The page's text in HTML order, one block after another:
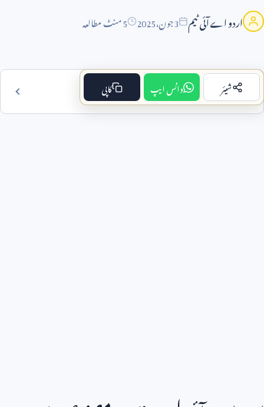
اردو اے آئی ٹیم 3جون،2025 5 منٹ مطالعہ
فہرست مضمون
شیئر واٹس ایپ کاپی